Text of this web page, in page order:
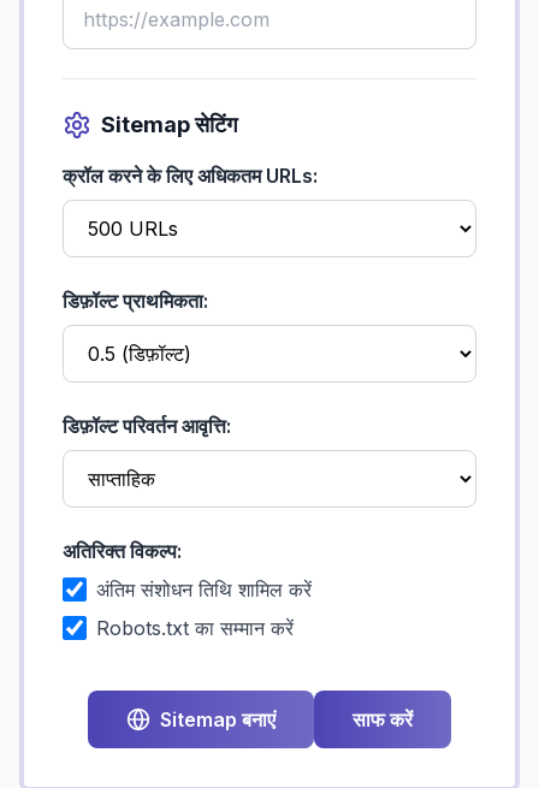
Sitemap सेटिंग
क्रॉल करने के लिए अधिकतम URLs:
डिफ़ॉल्ट प्राथमिकता:
डिफ़ॉल्ट परिवर्तन आवृत्ति:
अतिरिक्त विकल्प:
अंतिम संशोधन तिथि शामिल करें
Robots.txt का सम्मान करें
Sitemap बनाएं साफ करें